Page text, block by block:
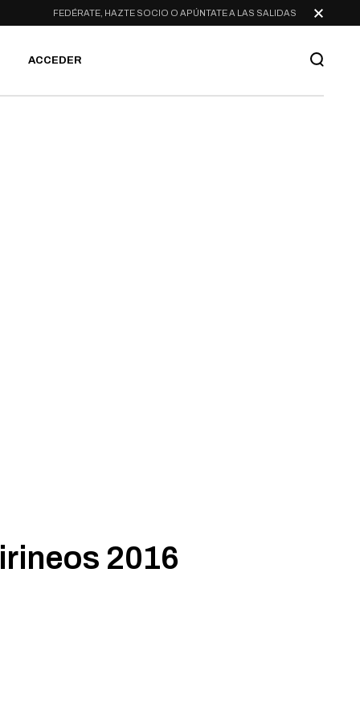
FEDÉRATE, HAZTE SOCIO O APÚNTATE A LAS SALIDAS
ACCEDER
2016